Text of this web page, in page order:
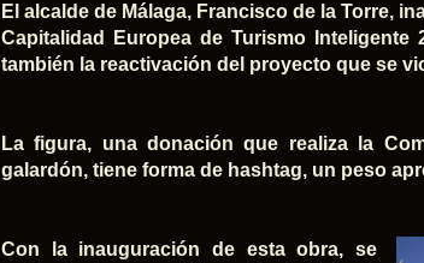
El alcalde de Málaga, Francisco de la Torre,
Capitalidad Europea de Turismo
también la reactivación del proyecto que se
La figura, una donación que realiza la
galardón, tiene forma de hashtag, un peso
Con la inauguración de esta obra, se